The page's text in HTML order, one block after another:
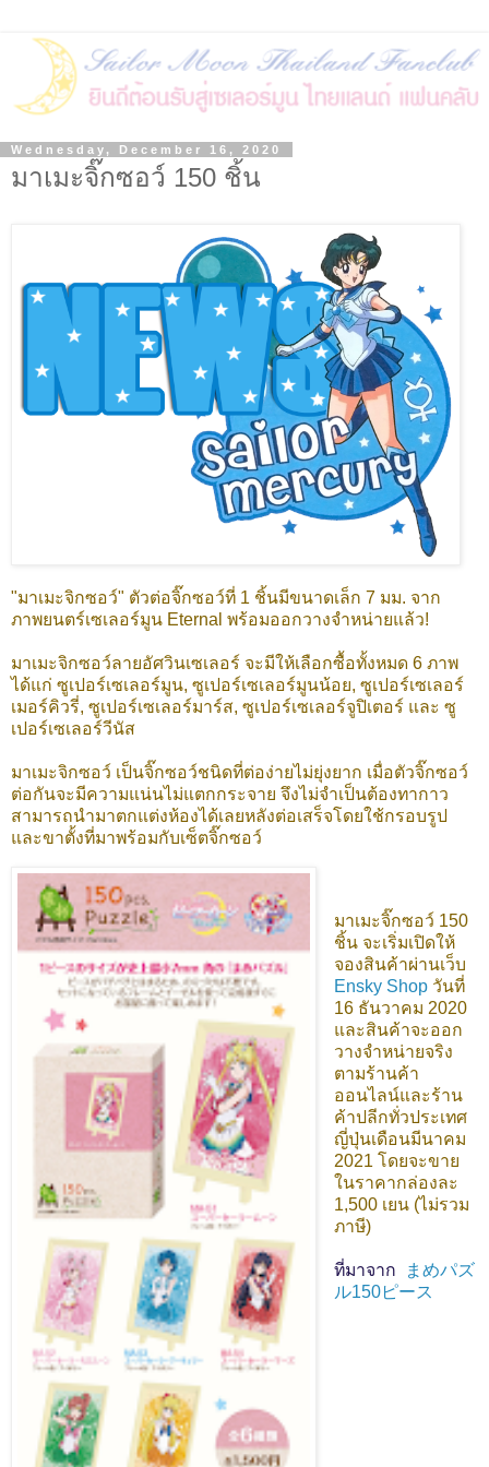
Wednesday, December 16, 2020
มาเมะจิ๊กซอว์ 150 ชิ้น
"มาเมะจิกซอว์" ตัวต่อจิ๊กซอว์ที่ 1 ชิ้นมีขนาดเล็ก 7 มม. จาก
ภาพยนตร์เซเลอร์มูน Eternal พร้อมออกวางจำหน่ายแล้ว!
มาเมะจิกซอว์ลายอัศวินเซเลอร์ จะมีให้เลือกซื้อทั้งหมด 6 ภาพ
ได้แก่ ซูเปอร์เซเลอร์มูน, ซูเปอร์เซเลอร์มูนน้อย, ซูเปอร์เซเลอร์
เมอร์คิวรี่, ซูเปอร์เซเลอร์มาร์ส, ซูเปอร์เซเลอร์จูปิเตอร์ และ ซู
เปอร์เซเลอร์วีนัส
มาเมะจิกซอว์ เป็นจิ๊กซอว์ชนิดที่ต่อง่ายไม่ยุ่งยาก เมื่อตัวจิ๊กซอว์
ต่อกันจะมีความแน่นไม่แตกกระจาย จึงไม่จำเป็นต้องทากาว
สามารถนำมาตกแต่งห้องได้เลยหลังต่อเสร็จโดยใช้กรอบรูป
และขาตั้งที่มาพร้อมกับเซ็ตจิ๊กซอว์
มาเมะจิ๊กซอว์ 150
ชิ้น จะเริ่มเปิดให้
จองสินค้าผ่านเว็บ
Ensky Shopวันที่
16 ธันวาคม 2020
และสินค้าจะออก
วางจำหน่ายจริง
ตามร้านค้า
ออนไลน์และร้าน
ค้าปลีกทั่วประเทศ
ญี่ปุ่นเดือนมีนาคม
2021 โดยจะขาย
ในราคากล่องละ
1,500 เยน (ไม่รวม
ภาษี)
ที่มาจาก
まめパズ
ル150ピース